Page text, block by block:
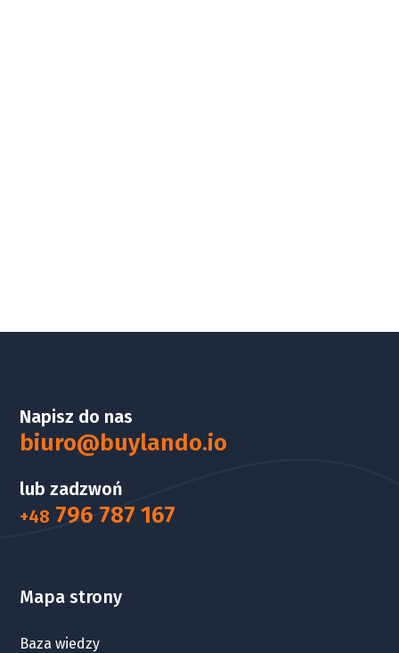
Napisz do nas
biuro@buylando.io
lub zadzwoń
+48 796 787 167
Mapa strony
Baza wiedzy